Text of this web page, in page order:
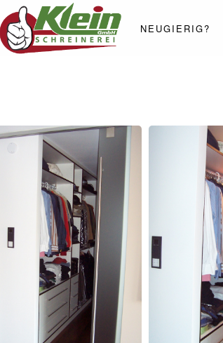
NEUGIERIG?